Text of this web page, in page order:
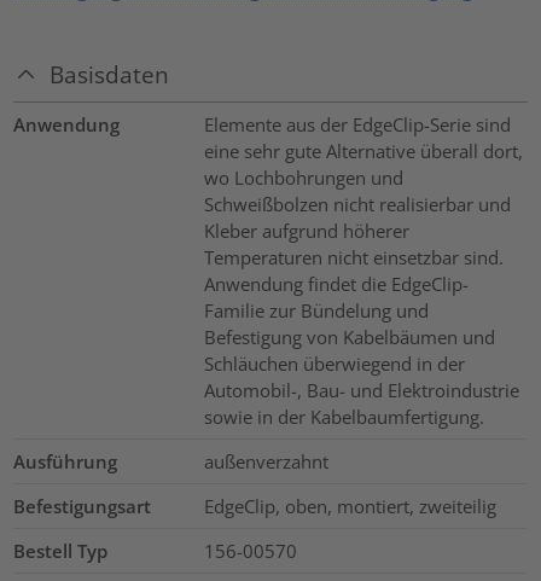
Basisdaten
Anwendung
Elemente aus der EdgeClip-Serie sind
eine sehr gute Alternative überall dort,
wo Lochbohrungen und
Schweißbolzen nicht realisierbar und
Kleber aufgrund höherer
Temperaturen nicht einsetzbar sind.
Anwendung findet die EdgeClip-
Familie zur Bündelung und
Befestigung von Kabelbäumen und
Schläuchen überwiegend in der
Automobil-, Bau- und Elektroindustrie
sowie in der Kabelbaumfertigung.
Ausführung
außenverzahnt
Befestigungsart
EdgeClip, oben, montiert, zweiteilig
Bestell Typ
156-00570